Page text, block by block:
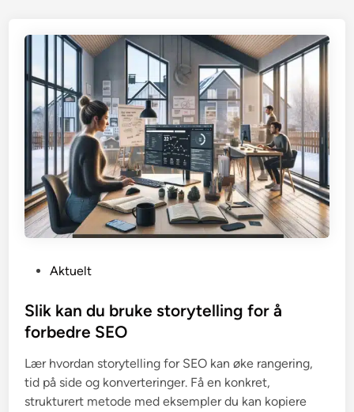
s
t
d
i
n
Aktuelt
Slik kan du bruke storytelling for å
forbedre SEO
Lær hvordan storytelling for SEO kan øke rangering,
tid på side og konverteringer. Få en konkret,
strukturert metode med eksempler du kan kopiere